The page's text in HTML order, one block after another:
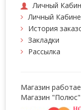
Личный
Личный
История
Закладки
Рассылка
Магазин
Магазин "Полюс"